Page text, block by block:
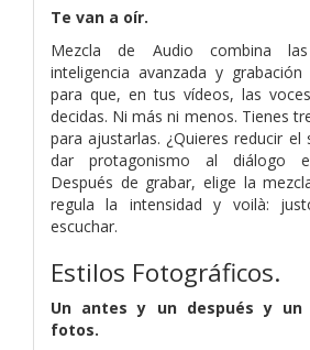
Te van a oír.
Mezcla de Audio combina
inteligencia avanzada y
para que, en tus vídeos, las
decidas. Ni más ni menos. Tienes
para ajustarlas. ¿Quieres reducir
dar protagonismo al diálogo
Después de grabar, elige la
regula la intensidad y voilà:
escuchar.
Estilos Fotográficos.
Un antes y un después y
fotos.